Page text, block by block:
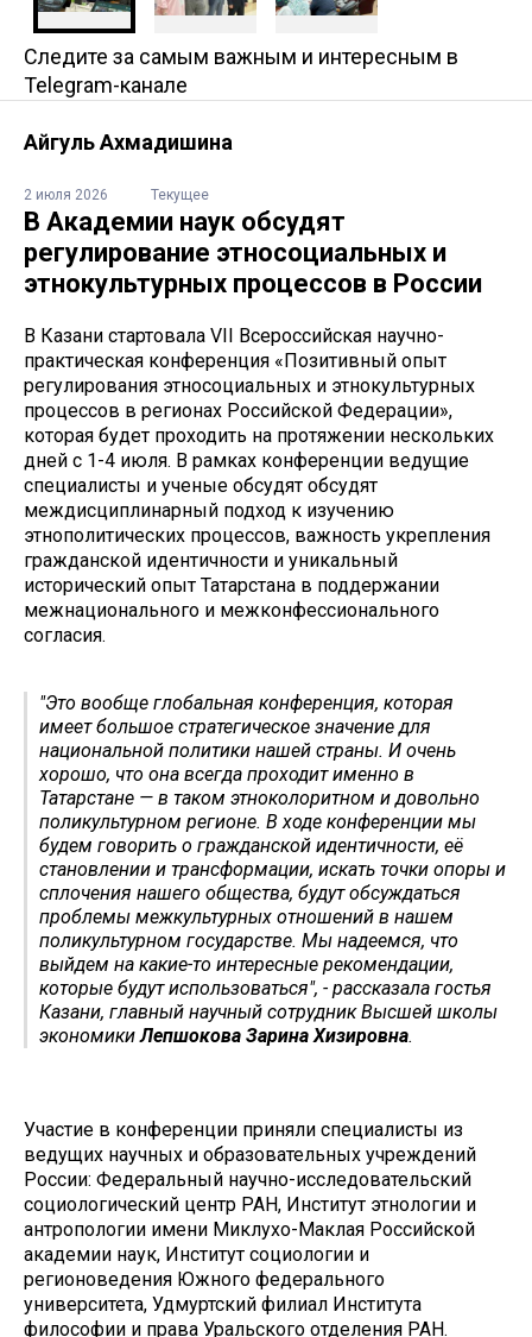
Следите за самым важным и интересным в
Telegram-канале
Айгуль Ахмадишина
2 июля 2026 Текущее
В Академии наук обсудят
регулирование этносоциальных и
этнокультурных процессов в России
В Казани стартовала VII Всероссийская научно-
практическая конференция «Позитивный опыт
регулирования этносоциальных и этнокультурных
процессов в регионах Российской Федерации»,
которая будет проходить на протяжении нескольких
дней с 1-4 июля. В рамках конференции ведущие
специалисты и ученые обсудят обсудят
междисциплинарный подход к изучению
этнополитических процессов, важность укрепления
гражданской идентичности и уникальный
исторический опыт Татарстана в поддержании
межнационального и межконфессионального
согласия.
"Это вообще глобальная конференция, которая
имеет большое стратегическое значение для
национальной политики нашей страны. И очень
хорошо, что она всегда проходит именно в
Татарстане — в таком этноколоритном и довольно
поликультурном регионе. В ходе конференции мы
будем говорить о гражданской идентичности, её
становлении и трансформации, искать точки опоры и
сплочения нашего общества, будут обсуждаться
проблемы межкультурных отношений в нашем
поликультурном государстве. Мы надеемся, что
выйдем на какие-то интересные рекомендации,
которые будут использоваться", - рассказала гостья
Казани, главный научный сотрудник Высшей школы
экономикиЛепшокова Зарина Хизировна.
Участие в конференции приняли специалисты из
ведущих научных и образовательных учреждений
России: Федеральный научно-исследовательский
социологический центр РАН, Институт этнологии и
антропологии имени Миклухо-Маклая Российской
академии наук, Институт социологии и
регионоведения Южного федерального
университета, Удмуртский филиал Института
философии и права Уральского отделения РАН.